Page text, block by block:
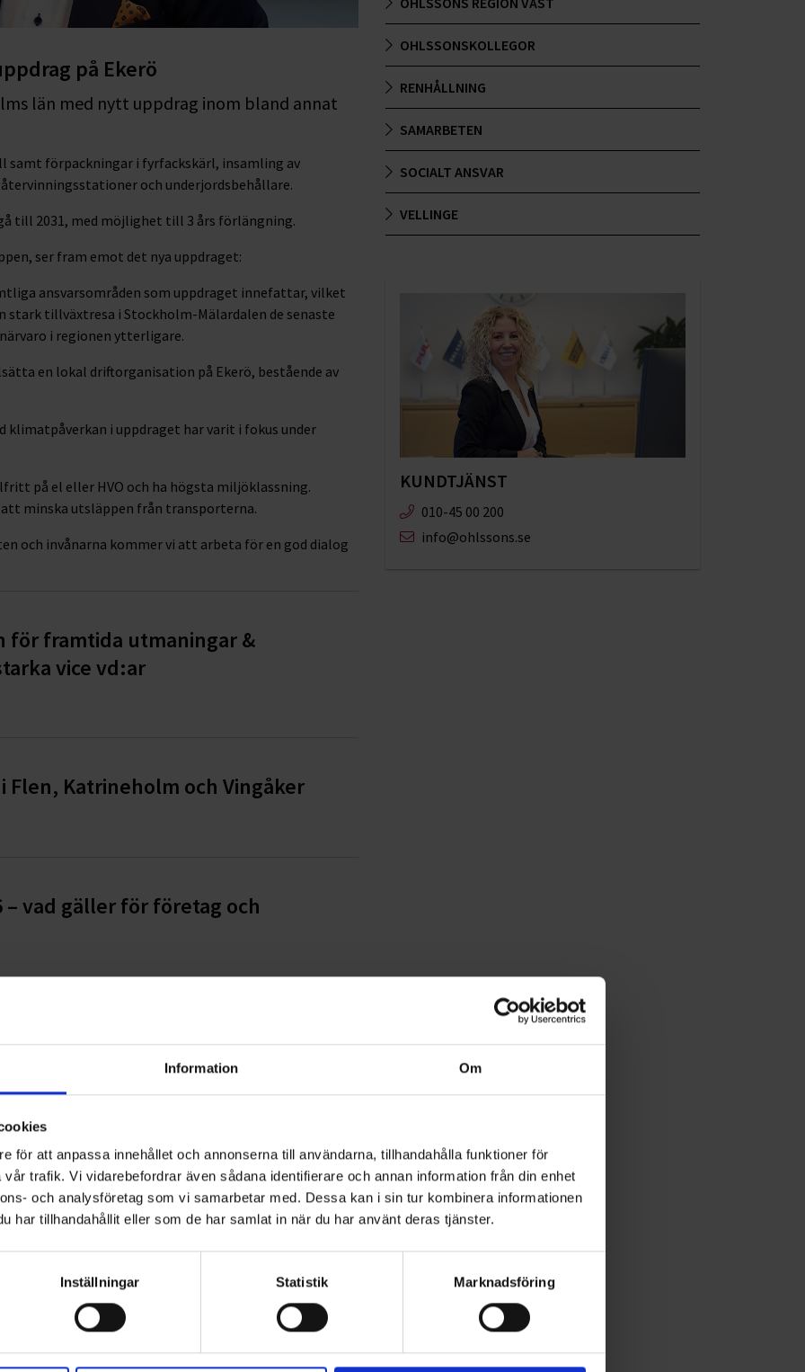
Information Om
för att anpassa innehållet och annonserna till användarna, tillhandahålla funktioner för
trafik. Vi vidarebefordrar även sådana identifierare och annan information från din enhet
och analysföretag som vi samarbetar med. Dessa kan i sin tur kombinera informationen
har tillhandahållit eller som de har samlat in när du har använt deras tjänster.
Inställningar Statistik Marknadsföring
på Ekerö
län med nytt uppdrag inom bland annat
samt förpackningar i fyrfackskärl, insamling av
och underjordsbehållare.
till 2031, med möjlighet till 3 års förlängning.
ser fram emot det nya uppdraget:
ansvarsområden som uppdraget innefattar, vilket
stark tillväxtresa i Stockholm-Mälardalen de senaste
i regionen ytterligare.
en lokal driftorganisation på Ekerö, bestående av
i uppdraget har varit i fokus under
på el eller HVO och ha högsta miljöklassning.
minska utsläppen från transporterna.
och invånarna kommer vi att arbeta för en god dialog
för framtida utmaningar &
vice vd:ar
Flen, Katrineholm och Vingåker
vad gäller för företag och
mot barncancer
AB
OHLSSONSKOLLEGOR
RENHÅLLNING
SAMARBETEN
SOCIALT ANSVAR
VELLINGE
KUNDTJÄNST
010-45 00 200​
info@ohlssons.se